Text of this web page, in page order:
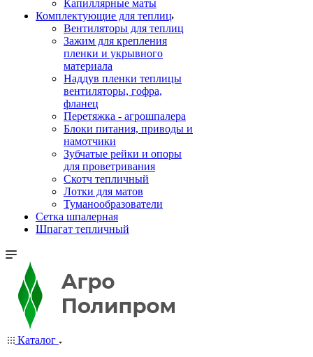
Капиллярные маты
Комплектующие для теплиц
Вентиляторы для теплиц
Зажим для крепления
пленки и укрывного
материала
Наддув пленки теплицы
вентиляторы, гофра,
фланец
Перетяжка - агрошпалера
Блоки питания, приводы и
намотчики
Зубчатые рейки и опоры
для проветривания
Скотч тепличный
Лотки для матов
Туманообразователи
Сетка шпалерная
Шпагат тепличный
Каталог